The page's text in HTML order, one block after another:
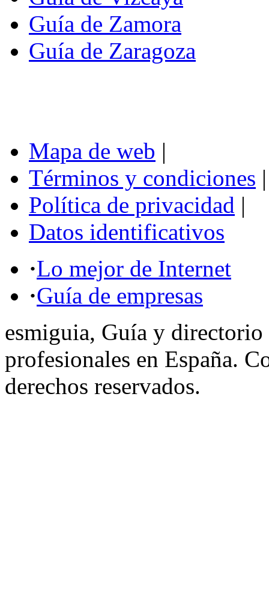
Guía de Zamora
Guía de Zaragoza
Mapa de web |
Términos y condiciones |
Política de privacidad |
Datos identificativos
·Lo mejor de Internet
·Guía de empresas
esmiguia, Guía y directorio
profesionales en España.
derechos reservados.